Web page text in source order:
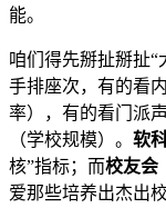
能。
咱们得先掰扯掰扯
手排座次，有的看
率），有的看门派
（学校规模）。 软
核”指标；而校友会
爱那些培养出杰出